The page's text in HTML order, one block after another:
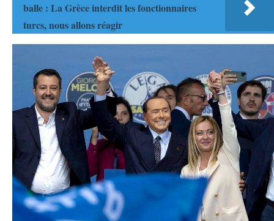
balle : La Grèce interdit les fonctionnaires
turcs, nous allons réagir